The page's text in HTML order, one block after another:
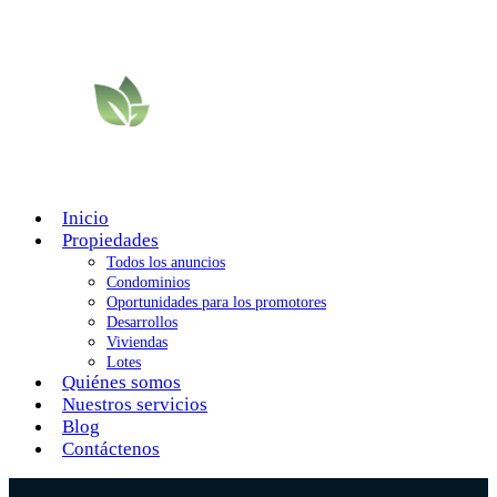
Inicio
Propiedades
Todos los anuncios
Condominios
Oportunidades para los promotores
Desarrollos
Viviendas
Lotes
Quiénes somos
Nuestros servicios
Blog
Contáctenos